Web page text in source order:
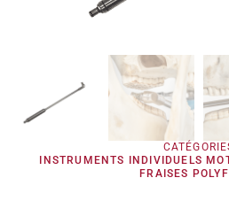
INSTRUMENTS INDIVIDUELS
FRAISES